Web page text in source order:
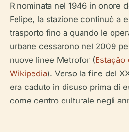
Rinominata nel 1946 in onore
Felipe, la stazione continuò a
trasporto fino a quando le
urbane cessarono nel 2009
nuove linee Metrofor (Estação
Wikipedia). Verso la fine del
era caduto in disuso prima di
come centro culturale negli